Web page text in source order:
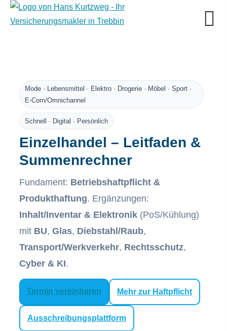
Mode · Lebensmittel · Elektro · Drogerie · Möbel · Sport ·
E-Com/Omnichannel
Schnell · Digital · Persönlich
Einzelhandel – Leitfaden &
Summenrechner
Fundament: Betriebshaftpflicht &
Produkthaftung. Ergänzungen:
Inhalt/Inventar & Elektronik(PoS/Kühlung)
mit BU, Glas, Diebstahl/Raub,
Transport/Werkverkehr, Rechtsschutz,
Cyber & KI.
Termin ver­ein­baren Mehr zur Haft­pflicht
Ausschreibungsplattform